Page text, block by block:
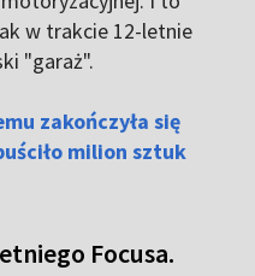
w trakcie 12-letnie
"garaż".
zakończyła się
milion sztuk
Focusa.